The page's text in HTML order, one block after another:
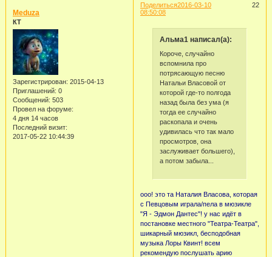
Поделиться 22
2016-03-10
08:50:08
Meduza
КТ
Зарегистрирован: 2015-04-13
Приглашений: 0
Сообщений: 503
Провел на форуме:
4 дня 14 часов
Последний визит:
2017-05-22 10:44:39
Альма1 написал(а):
Короче, случайно
вспомнила про
потрясающую песню
Натальи Власовой от
которой где-то полгода
назад была без ума (я
тогда ее случайно
раскопала и очень
удивилась что так мало
просмотров, она
заслуживает большего),
а потом забыла...
ооо! это та Наталия Власова, которая
с Певцовым играла/пела в мюзикле
"Я - Эдмон Дантес"! у нас идёт в
постановке местного "Театра-Театра",
шикарный мюзикл, бесподобная
музыка Лоры Квинт! всем
рекомендую послушать арию